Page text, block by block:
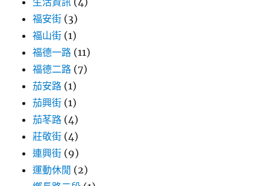
福安街 (3)
福山街 (1)
福德一路 (11)
福德二路 (7)
茄安路 (1)
茄興街 (1)
茄苳路 (4)
莊敬街 (4)
連興街 (9)
運動休閒 (2)